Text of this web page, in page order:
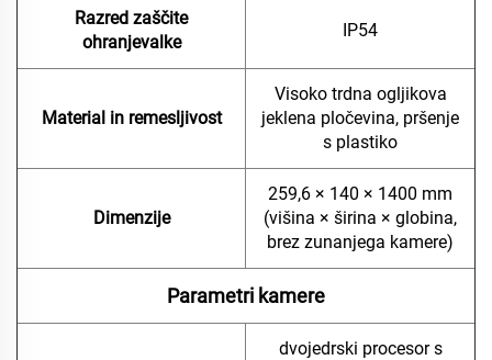
Razred zaščite
ohranjevalke
IP54
Material in remesljivost
Visoko trdna ogljikova
jeklena pločevina, pršenje
s plastiko
Dimenzije
259,6 × 140 × 1400 mm
(višina × širina × globina,
brez zunanjega kamere)
Parametri kamere
dvojedrski procesor s